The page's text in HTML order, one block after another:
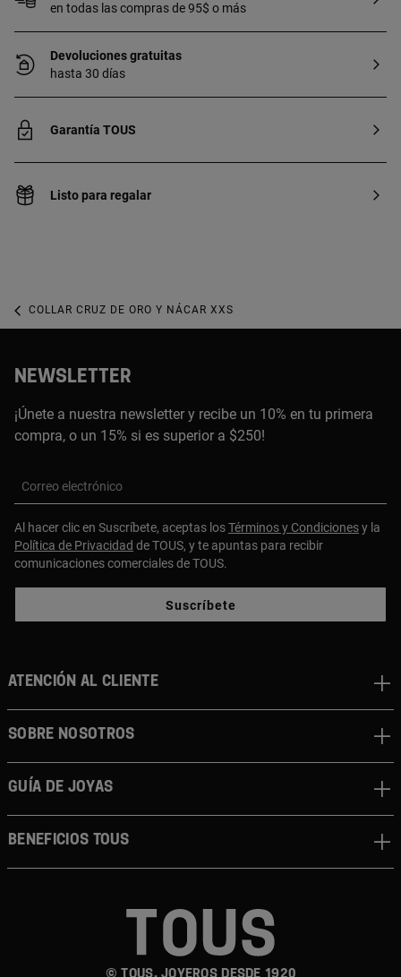
en todas las compras de 95$ o más
Devoluciones gratuitas
hasta 30 días
Garantía TOUS
Listo para regalar
COLLAR CRUZ DE ORO Y NÁCAR XXS
NEWSLETTER
¡Únete a nuestra newsletter y recibe un 10% en tu primera
compra, o un 15% si es superior a $250!
Correo electrónico
Al hacer clic en Suscríbete, aceptas losTérminos y Condicionesy la
Política de Privacidad de TOUS, y te apuntas para recibir
comunicaciones comerciales de TOUS.
Suscríbete
© TOUS, JOYEROS DESDE 1920
ATENCIÓN AL CLIENTE
SOBRE NOSOTROS
GUÍA DE JOYAS
BENEFICIOS TOUS